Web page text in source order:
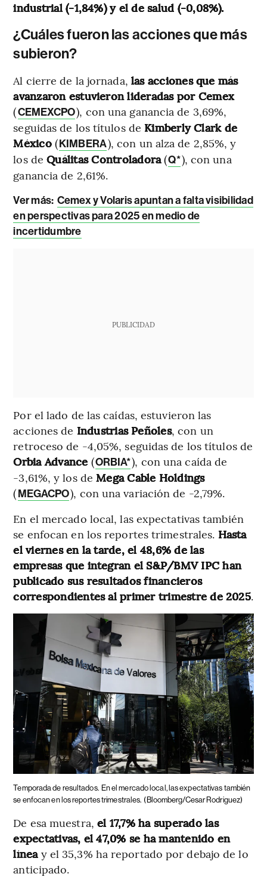
industrial (-1,84%) y el de salud (-0,08%).
¿Cuáles fueron las acciones que más
subieron?
Al cierre de la jornada, las acciones que más
avanzaron estuvieron lideradas por Cemex
(CEMEXCPO), con una ganancia de 3,69%,
seguidas de los títulos de Kimberly Clark de
México(KIMBERA), con un alza de 2,85%, y
los de Quálitas Controladora(Q*), con una
ganancia de 2,61%.
Ver más: Cemex y Volaris apuntan a falta visibilidad
en perspectivas para 2025 en medio de
incertidumbre
PUBLICIDAD
Por el lado de las caídas, estuvieron las
acciones de Industrias Peñoles, con un
retroceso de -4,05%, seguidas de los títulos de
Orbia Advance (ORBIA*), con una caída de
-3,61%, y los deMega Cable Holdings
(MEGACPO), con una variación de -2,79%.
En el mercado local, las expectativas también
se enfocan en los reportes trimestrales. Hasta
el viernes en la tarde, el 48,6% de las
empresas que integran el S&P/BMV IPC han
publicado sus resultados financieros
correspondientes al primer trimestre de 2025.
Temporada de resultados. En el mercado local, las expectativas también
se enfocan en los reportes trimestrales. (Bloomberg/Cesar Rodriguez)
De esa muestra, el 17,7% ha superado las
expectativas, el 47,0% se ha mantenido en
líneay el 35,3% ha reportado por debajo de lo
anticipado.